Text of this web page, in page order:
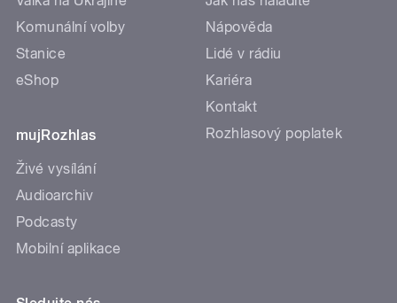
Komunální volby
Stanice
eShop
mujRozhlas
Živé vysílání
Audioarchiv
Podcasty
Mobilní aplikace
Nápověda
Lidé v rádiu
Kariéra
Kontakt
Rozhlasový poplatek